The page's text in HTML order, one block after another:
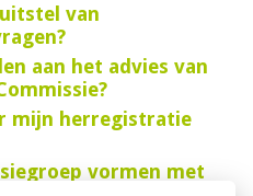
van
aan het advies van
mijn herregistratie
vormen met